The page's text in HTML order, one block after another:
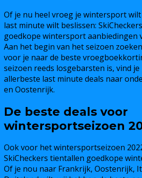
Of je nu heel vroeg je wintersport
last minute wilt beslissen:
goedkope wintersport aanbiedingen
Aan het begin van het seizoen
voor je naar de beste
seizoen reeds losgebarsten is, vind je
allerbeste last minute deals naar
en Oostenrijk.
De beste deals voor
wintersportseizoen
Ook voor het wintersportseizoen
SkiCheckers tientallen goedkope
Of je nou naar Frankrijk, Oostenrijk,